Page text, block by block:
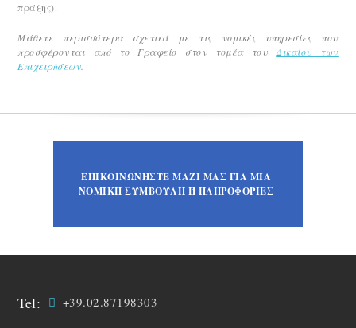
πράξης).
Μάθετε περισσότερα σχετικά με τις νομικές υπηρεσίες που
προσφέρονται από το Γραφείο
στον τομέα του Δικαίου των
Επιχειρήσεων
ΕΠΙΚΟΙΝΩΝΗΣΤΕ ΜΑΖΙ ΜΑΣ ΓΙΑ ΜΙΑ
ΝΟΜΙΚΗ ΣΥΜΒΟΥΛΗ Ή ΠΛΗΡΟΦΟΡΙΕΣ
Tel: +39.02.87198303